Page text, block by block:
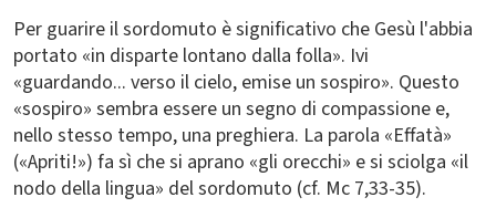
Per guarire il sordomuto è significativo che Gesù l'abbia
portato «in disparte lontano dalla folla». Ivi
«guardando... verso il cielo, emise un sospiro». Questo
«sospiro» sembra essere un segno di compassione e,
nello stesso tempo, una preghiera. La parola «Effatà»
(«Apriti!») fa sì che si aprano «gli orecchi» e si sciolga «il
nodo della lingua» del sordomuto (cf. Mc 7,33-35).